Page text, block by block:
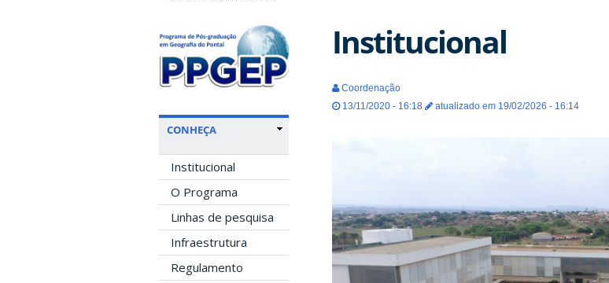
CONHEÇA
Institucional
O Programa
Linhas de pesquisa
Infraestrutura
Regulamento
Institucional
Coordenação
13/11/2020 - 16:18
atualizado em 19/02/2026 - 16:14